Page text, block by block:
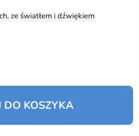
ze światłem i dźwiękiem
DO KOSZYKA